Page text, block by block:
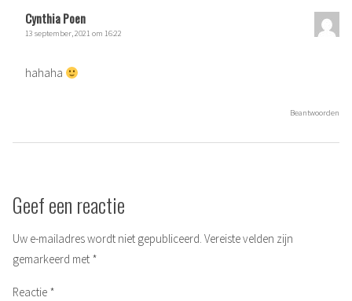
Cynthia Poen
13 september, 2021 om 16:22
hahaha
Beantwoorden
Geef een reactie
Uw e-mailadres wordt niet gepubliceerd. Vereiste velden zijn
gemarkeerd met *
Reactie *